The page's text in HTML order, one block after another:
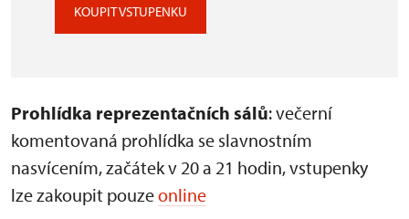
KOUPIT VSTUPENKU
Prohlídka reprezentačních sálů: večerní
komentovaná prohlídka se slavnostním
nasvícením, začátek v 20 a 21 hodin, vstupenky
lze zakoupit pouzeonline